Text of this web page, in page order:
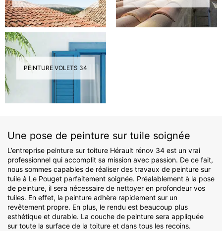
PEINTURE VOLETS 34
Une pose de peinture sur tuile soignée
L’entreprise peinture sur toiture Hérault rénov 34 est un vrai
professionnel qui accomplit sa mission avec passion. De ce fait,
nous sommes capables de réaliser des travaux de peinture sur
tuile à Le Pouget parfaitement soignée. Préalablement à la pose
de peinture, il sera nécessaire de nettoyer en profondeur vos
tuiles. En effet, la peinture adhère rapidement sur un
revêtement propre. En plus, le rendu est beaucoup plus
esthétique et durable. La couche de peinture sera appliquée
sur toute la surface de la toiture et dans tous les recoins.